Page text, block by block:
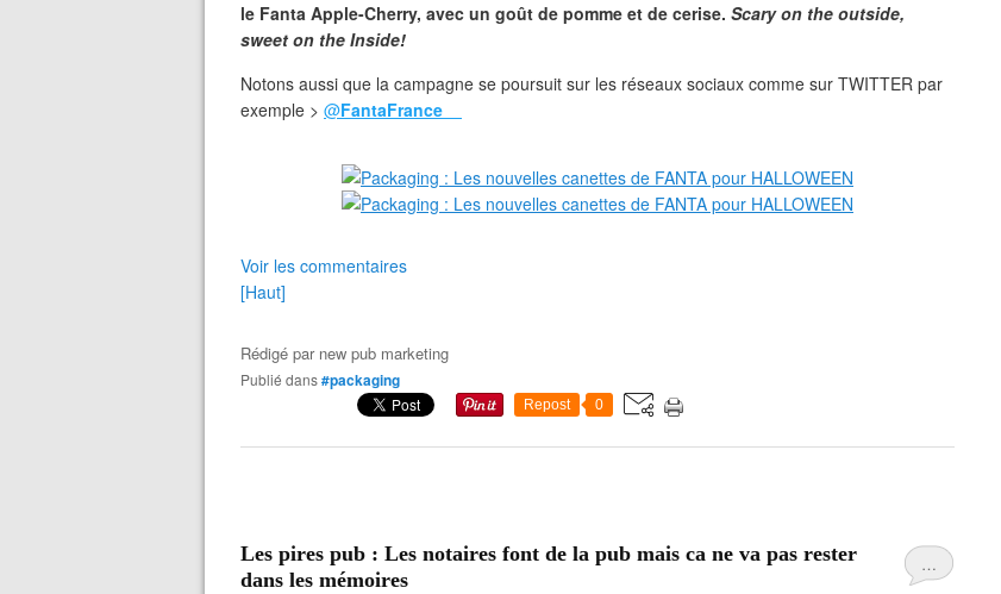
le Fanta Apple-Cherry, avec un goût de pomme et de cerise. Scary on the outside,
sweet on the Inside!
Notons aussi que la campagne se poursuit sur les réseaux sociaux comme sur TWITTER par
exemple > @FantaFrance
Voir les commentaires
[Haut]
Rédigé par new pub marketing
Publié dans#packaging
Repost 0
…
Les pires pub : Les notaires font de la pub mais ca ne va pas rester
dans les mémoires